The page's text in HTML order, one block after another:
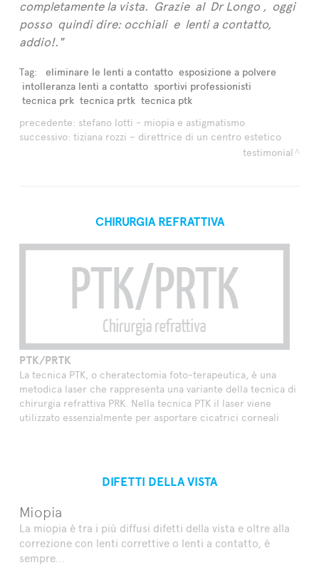
completamente la vista. Grazie al Dr Longo , oggi
posso quindi dire: occhiali e lenti a contatto,
addio!."
Tag: eliminare le lenti a contatto esposizione a polvere
intolleranza lenti a contatto sportivi professionisti
tecnica prk tecnica prtk tecnica ptk
precedente: stefano lotti - miopia e astigmatismo
successivo: tiziana rozzi – direttrice di un centro estetico
testimonial
CHIRURGIA REFRATTIVA
PTK/PRTK
La tecnica PTK, o cheratectomia foto-terapeutica, è una
metodica laser che rappresenta una variante della tecnica di
chirurgia refrattiva PRK. Nella tecnica PTK il laser viene
utilizzato essenzialmente per asportare cicatrici corneali
DIFETTI DELLA VISTA
Miopia
La miopia è tra i più diffusi difetti della vista e oltre alla
correzione con lenti correttive o lenti a contatto, è
sempre...